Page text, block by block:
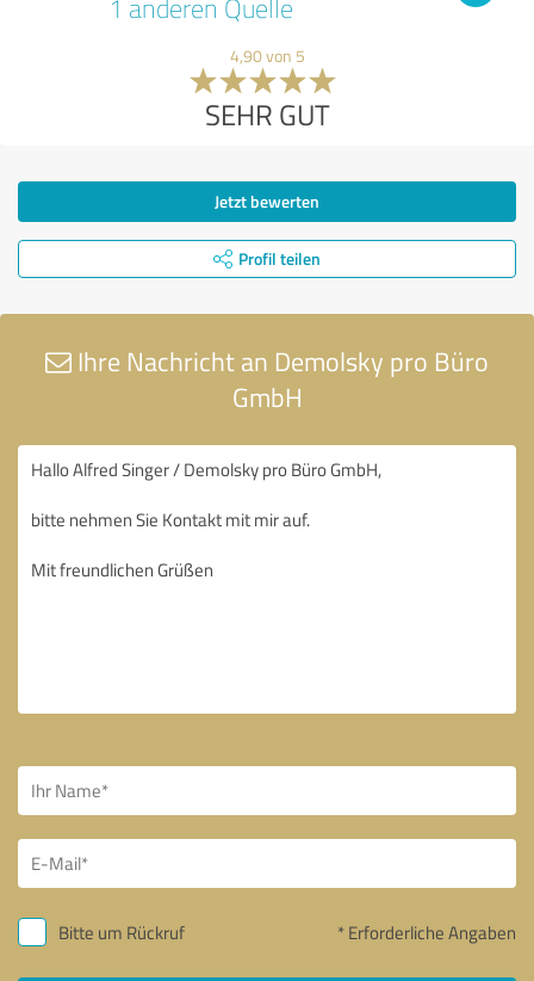
1 anderen Quelle
4,90 von 5
SEHR GUT
Jetzt bewerten
Profil teilen
Ihre Nachricht an Demolsky pro Büro
GmbH
Bitte um Rückruf * Erforderliche Angaben